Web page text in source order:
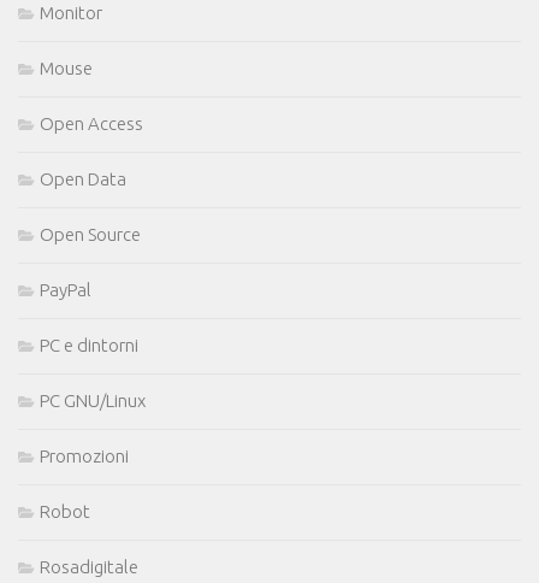
Monitor
Mouse
Open Access
Open Data
Open Source
PayPal
PC e dintorni
PC GNU/Linux
Promozioni
Robot
Rosadigitale